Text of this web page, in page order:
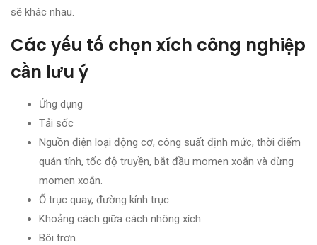
sẽ khác nhau.
Các yếu tố chọn xích công nghiệp
cần lưu ý
Ứng dụng
Tải sốc
Nguồn điện loại động cơ, công suất định mức, thời điểm
quán tính, tốc độ truyền, bắt đầu momen xoắn và dừng
momen xoắn.
Ổ trục quay, đường kính trục
Khoảng cách giữa cách nhông xích.
Bôi trơn.